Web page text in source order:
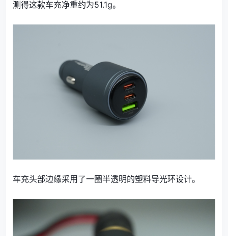
测得这款车充净重约为51.1g。
车充头部边缘采用了一圈半透明的塑料导光环设计。